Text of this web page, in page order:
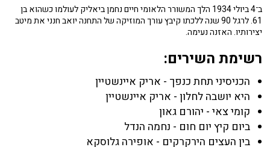
ב־4 ביולי 1934 הלך המשורר הלאומי חיים נחמן ביאליק לעולמו כשהוא בן
61. לרגל 90 שנה ללכתו קיבץ עורך המוזיקה של התחנה יואב חנני את מיטב
יצירותיו. האזנה נעימה.
רשימת השירים:
הכניסיני תחת כנפך - אריק איינשטיין
היא יושבה לחלון - אריק איינשטיין
קומי צאי - יהורם גאון
ביום קיץ יום חום - נחמה הנדל
בין העצים הירקרקים - אופירה גלוסקא